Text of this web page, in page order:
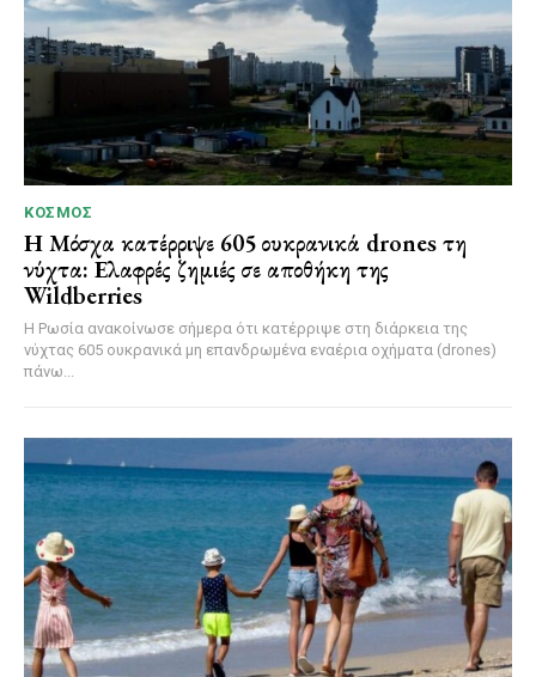
ΚΌΣΜΟΣ
Η Μόσχα κατέρριψε 605 ουκρανικά drones τη
νύχτα: Ελαφρές ζημιές σε αποθήκη της
Wildberries
Η Ρωσία ανακοίνωσε σήμερα ότι κατέρριψε στη διάρκεια της
νύχτας 605 ουκρανικά μη επανδρωμένα εναέρια οχήματα (drones)
πάνω...